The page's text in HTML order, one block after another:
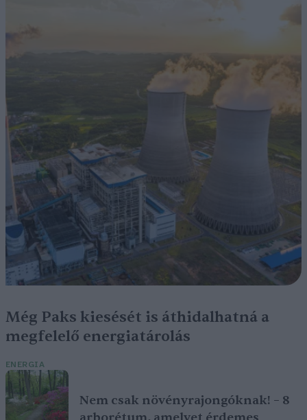
Még Paks kiesését is áthidalhatná a
megfelelő energiatárolás
ENERGIA
Nem csak növényrajongóknak! – 8